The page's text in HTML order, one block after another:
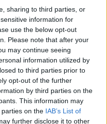
sharing to third parties, or
information for
use the below opt-out
Please note that after your
may continue seeing
information utilized by
to third parties prior to
opt-out of the further
by third parties on the
This information may
on the IAB’s List of
further disclose it to other
e le tue foto
al numero +39
ultime news